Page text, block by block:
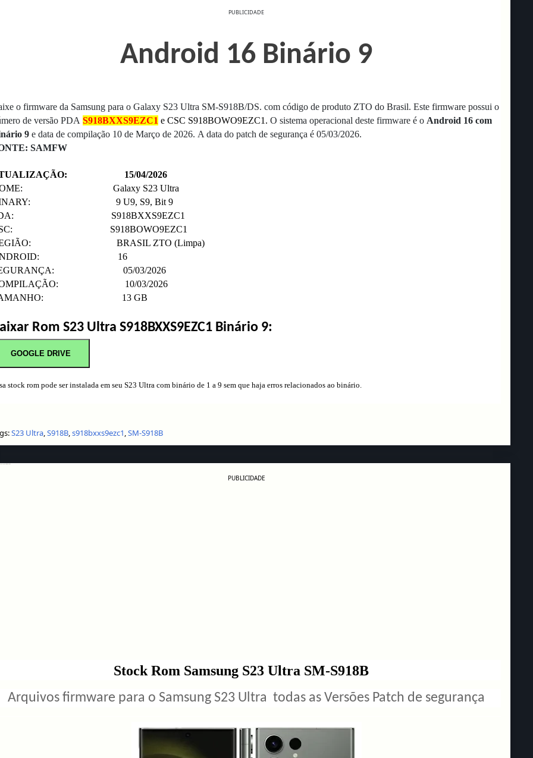
PUBLICIDADE
Android 16 Binário 9
o firmware da Samsung para o Galaxy S23 Ultra SM-S918B/DS. com código de produto ZTO do Brasil. Este firmware possui o
de versão PDA S918BXXS9EZC1 e CSC S918BOWO9EZC1. O sistema operacional deste firmware é o Android 16 com
9 e data de compilação 10 de Março de 2026. A data do patch de segurança é 05/03/2026.
SAMFW
15/04/2026
Galaxy S23 Ultra
9 U9, S9, Bit 9
S918BXXS9EZC1
S918BOWO9EZC1
BRASIL ZTO (Limpa)
16
05/03/2026
10/03/2026
13 GB
Rom S23 Ultra S918BXXS9EZC1 Binário 9:
GOOGLE DRIVE
stock rom pode ser instalada em seu S23 Ultra com binário de 1 a 9 sem que haja erros relacionados ao binário.
S23 Ultra,S918B,s918bxxs9ezc1,SM-S918B
PUBLICIDADE
Stock Rom Samsung S23 Ultra SM-S918B
Arquivos firmware para o Samsung S23 Ultra todas as Versões Patch de segurança